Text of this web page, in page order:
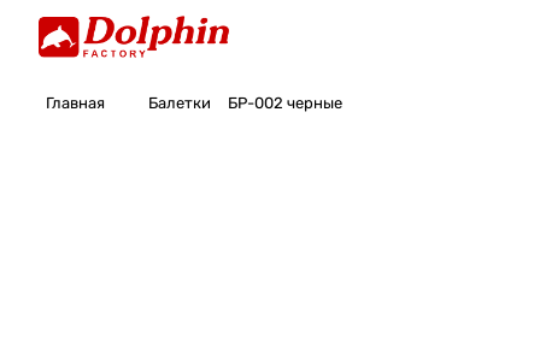
Главная Балетки БР-002 черные